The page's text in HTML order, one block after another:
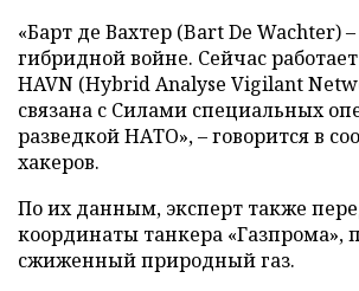
«Барт де Вахтер (Bart De Wachter)
гибридной войне. Сейчас
HAVN (Hybrid Analyse Vigilant
связана с Силами специальных
разведкой НАТО», – говорится в
хакеров.
По их данным, эксперт также
координаты танкера «Газпрома»,
сжиженный природный газ.